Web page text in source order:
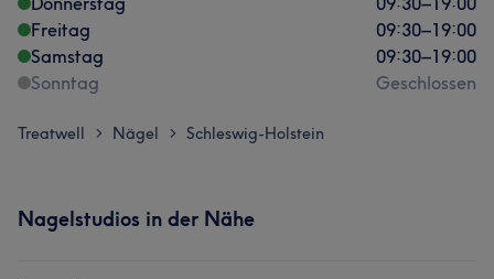
Freitag
09:30–19:00
Samstag
09:30–19:00
Sonntag
Geschlossen
Treatwell > Nägel > Schleswig-Holstein
Nagelstudios in der Nähe